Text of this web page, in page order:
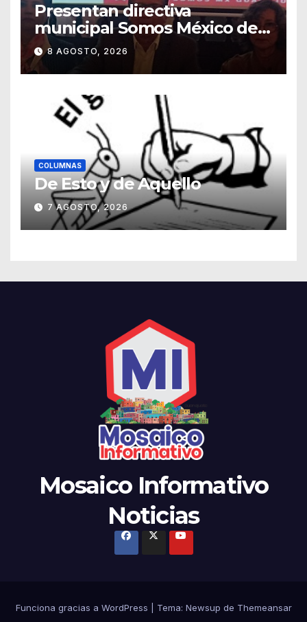
Presentan directiva
municipal Somos México de
Guanajuato
8 AGOSTO, 2026
COLUMNAS
De Esto y de Aquello
7 AGOSTO, 2026
Mosaico Informativo
Noticias
Funciona gracias a WordPress Tema: Newsup de Themeansar